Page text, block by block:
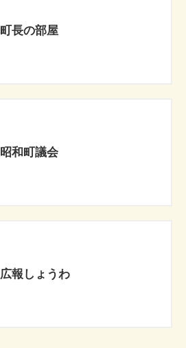
町長の部屋
昭和町議会
広報しょうわ